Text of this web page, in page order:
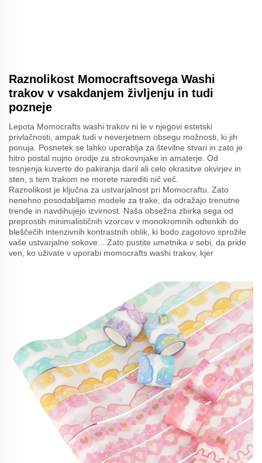
Raznolikost Momocraftsovega Washi
trakov v vsakdanjem življenju in tudi
pozneje
Lepota Momocrafts washi trakov ni le v njegovi estetski
privlačnosti, ampak tudi v neverjetnem obsegu možnosti, ki jih
ponuja. Posnetek se lahko uporablja za številne stvari in zato je
hitro postal nujno orodje za strokovnjake in amaterje. Od
tesnjenja kuverte do pakiranja daril ali celo okrasitve okvirjev in
sten, s tem trakom ne morete narediti nič več.
Raznolikost je ključna za ustvarjalnost pri Momocraftu. Zato
nenehno posodabljamo modele za trake, da odražajo trenutne
trende in navdihujejo izvirnost. Naša obsežna zbirka sega od
preprostih minimalističnih vzorcev v monokromnih odtenkih do
bleščečih intenzivnih kontrastnih oblik, ki bodo zagotovo sprožile
vaše ustvarjalne sokove... Zato pustite umetnika v sebi, da pride
ven, ko uživate v uporabi momocrafts washi trakov, kjer